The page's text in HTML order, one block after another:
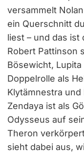
versammelt
ein Querschnitt
liest – und das ist
Robert Pattinson
Bösewicht,
Doppelrolle als
Klytämnestra und
Zendaya ist als
Odysseus auf
Theron
sieht dabei aus,